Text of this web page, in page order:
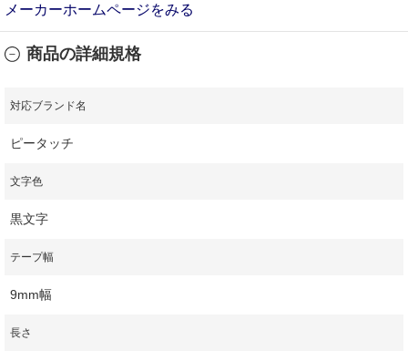
メーカーホームページをみる
商品の詳細規格
対応ブランド名
ピータッチ
文字色
黒文字
テープ幅
9mm幅
長さ